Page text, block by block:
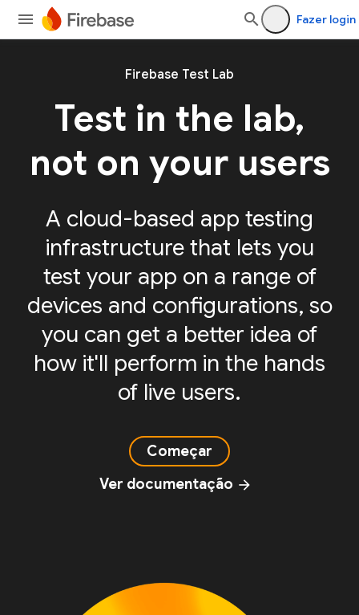
Fazer login
Firebase Test Lab
Test in the lab,
not on your users
A cloud-based app testing
infrastructure that lets you
test your app on a range of
devices and configurations, so
you can get a better idea of
how it'll perform in the hands
of live users.
Começar
Ver documentação arrow_forward